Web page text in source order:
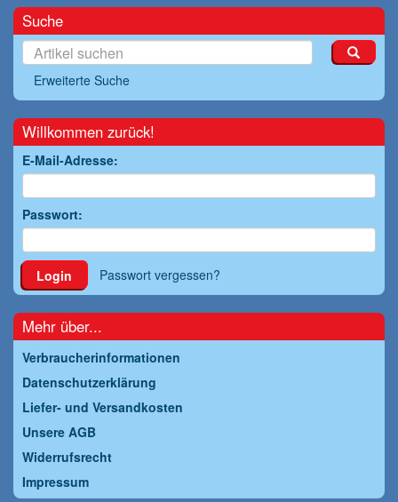
Suche
Erweiterte Suche
Willkommen zurück!
E-Mail-Adresse:
Passwort:
Login Passwort vergessen?
Mehr über...
Verbraucherinformationen
Datenschutzerklärung
Liefer- und Versandkosten
Unsere AGB
Widerrufsrecht
Impressum